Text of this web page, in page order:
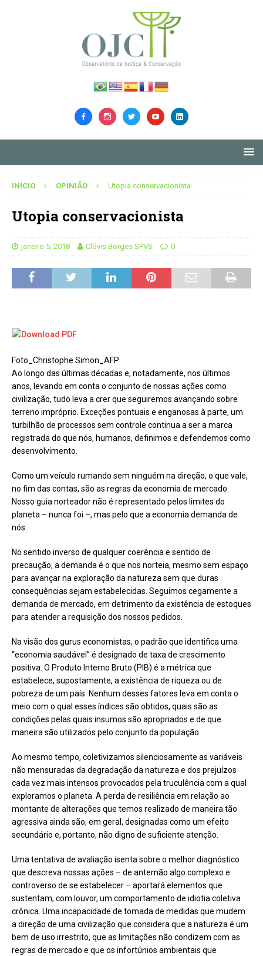
INÍCIO OPINIÃO Utopia conservacionista
Utopia conservacionista
janeiro 5, 2018 Clóvis Borges SPVS 0
Foto_Christophe Simon_AFP
Ao longo das últimas décadas e, notadamente, nos últimos
anos, levando em conta o conjunto de nossas ações como
civilização, tudo leva a crer que seguiremos avançando sobre
terreno impróprio. Exceções pontuais e enganosas à parte, um
turbilhão de processos sem controle continua a ser a marca
registrada do que nós, humanos, definimos e defendemos como
desenvolvimento.
Como um veículo rumando sem ninguém na direção, o que vale,
no fim das contas, são as regras da economia de mercado.
Nosso guia norteador não é representado pelos limites do
planeta – nunca foi –, mas pelo que a economia demanda de
nós.
No sentido inverso de qualquer coerência e sentido de
precaução, a demanda é o que nos norteia, mesmo sem espaço
para avançar na exploração da natureza sem que duras
consequências sejam estabelecidas. Seguimos cegamente a
demanda de mercado, em detrimento da existência de estoques
para atender a requisição dos nossos pedidos.
Na visão dos gurus economistas, o padrão que identifica uma
“economia saudável” é designado de taxa de crescimento
positiva. O Produto Interno Bruto (PIB) é a métrica que
estabelece, supostamente, a existência de riqueza ou de
pobreza de um país. Nenhum desses fatores leva em conta o
meio com o qual esses índices são obtidos, quais são as
condições pelas quais insumos são apropriados e de que
maneira são utilizados pelo conjunto da população.
Ao mesmo tempo, coletivizamos silenciosamente as variáveis
não mensuradas da degradação da natureza e dos prejuízos
cada vez mais intensos provocados pela truculência com a qual
exploramos o planeta. A perda de resiliência em relação ao
montante de alterações que temos realizado de maneira tão
agressiva ainda são, em geral, designadas como um efeito
secundário e, portanto, não digno de suficiente atenção.
Uma tentativa de avaliação isenta sobre o melhor diagnóstico
que descreva nossas ações – de antemão algo complexo e
controverso de se estabelecer – aportará elementos que
sustentam, com louvor, um comportamento de idiotia coletiva
crônica. Uma incapacidade de tomada de medidas que mudem
a direção de uma civilização que considera que a natureza é um
bem de uso irrestrito, que as limitações não condizem com as
regras de mercado e que os infortúnios ambientais que